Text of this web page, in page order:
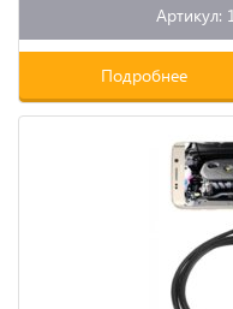
Артикул:
Подробнее